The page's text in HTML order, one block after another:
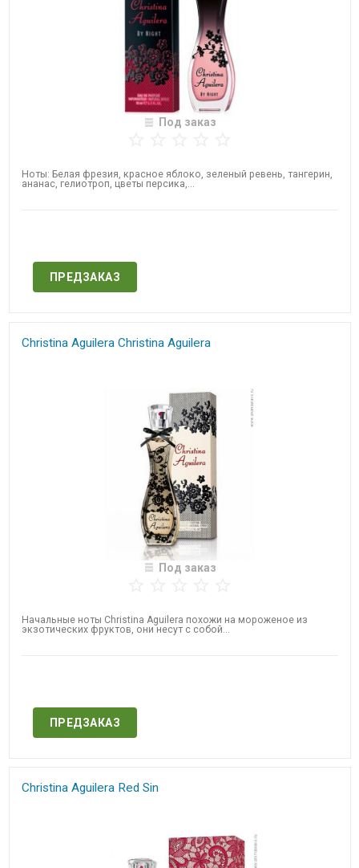
Под заказ
Ноты: Белая фрезия, красное яблоко, зеленый ревень, тангерин,
ананас, гелиотроп, цветы персика,...
ПРЕДЗАКАЗ
Christina Aguilera Christina Aguilera
Под заказ
Начальные ноты Christina Aguilera похожи на мороженое из
экзотических фруктов, они несут с собой...
ПРЕДЗАКАЗ
Christina Aguilera Red Sin